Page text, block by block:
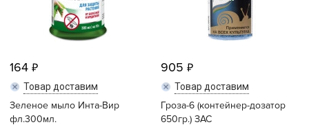
164
Товар доставим
Зеленое мыло Инта-Вир
фл.300мл.
905
Товар доставим
Гроза-6 (контейнер-дозатор
650гр.) ЗАС